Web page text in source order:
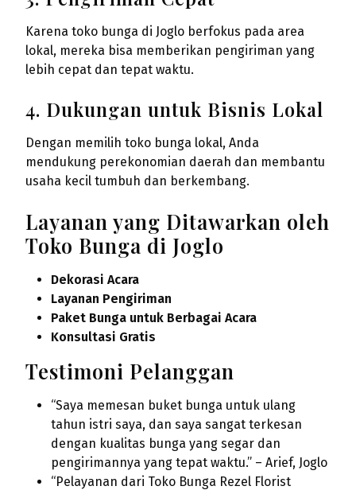
Karena toko bunga di Joglo berfokus pada area
lokal, mereka bisa memberikan pengiriman yang
lebih cepat dan tepat waktu.
4. Dukungan untuk Bisnis Lokal
Dengan memilih toko bunga lokal, Anda
mendukung perekonomian daerah dan membantu
usaha kecil tumbuh dan berkembang.
Layanan yang Ditawarkan oleh
Toko Bunga di Joglo
Dekorasi Acara
Layanan Pengiriman
Paket Bunga untuk Berbagai Acara
Konsultasi Gratis
Testimoni Pelanggan
“Saya memesan buket bunga untuk ulang
tahun istri saya, dan saya sangat terkesan
dengan kualitas bunga yang segar dan
pengirimannya yang tepat waktu.” – Arief, Joglo
“Pelayanan dari Toko Bunga Rezel Florist